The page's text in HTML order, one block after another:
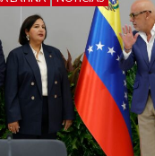
• ESTADOS UNIDOS
NOTICIAS
EE. UU. reporta
dos muertes por
en Michigan